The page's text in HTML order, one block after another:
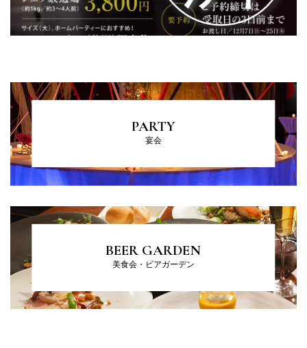
PARTY
宴会
BEER GARDEN
美食会・ビアガーデン